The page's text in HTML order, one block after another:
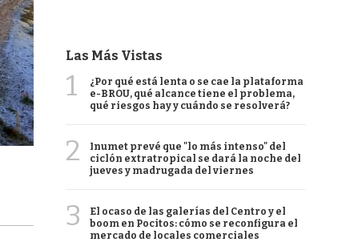
Las Más Vistas
1
¿Por qué está lenta o se cae la plataforma
e-BROU, qué alcance tiene el problema,
qué riesgos hay y cuándo se resolverá?
2
Inumet prevé que "lo más intenso" del
ciclón extratropical se dará la noche del
jueves y madrugada del viernes
3
El ocaso de las galerías del Centro y el
boom en Pocitos: cómo se reconfigura el
mercado de locales comerciales